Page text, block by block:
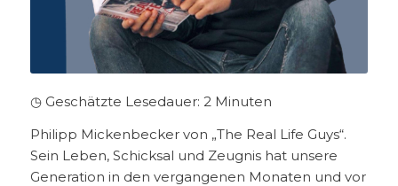
◷ Geschätzte Lesedauer: 2 Minuten
Philipp Mickenbecker von „The Real Life Guys“.
Sein Leben, Schicksal und Zeugnis hat unsere
Generation in den vergangenen Monaten und vor